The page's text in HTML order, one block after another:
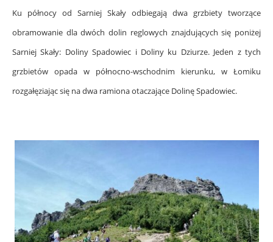
Ku północy od Sarniej Skały odbiegają dwa grzbiety tworzące
obramowanie dla dwóch dolin reglowych znajdujących się poniżej
Sarniej Skały: Doliny Spadowiec i Doliny ku Dziurze. Jeden z tych
grzbietów opada w północno-wschodnim kierunku, w Łomiku
rozgałęziając się na dwa ramiona otaczające Dolinę Spadowiec.